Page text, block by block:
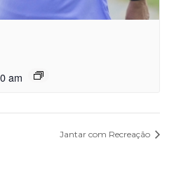
am
Jantar com Recreação